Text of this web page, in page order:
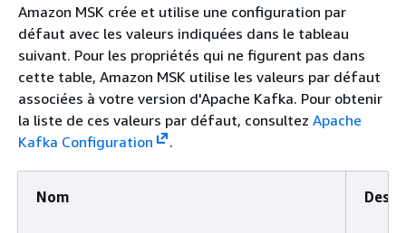
Amazon MSK crée et utilise une configuration par
défaut avec les valeurs indiquées dans le tableau
suivant. Pour les propriétés qui ne figurent pas dans
cette table, Amazon MSK utilise les valeurs par défaut
associées à votre version d'Apache Kafka. Pour obtenir
la liste de ces valeurs par défaut, consultez Apache
Kafka Configuration
.
Nom